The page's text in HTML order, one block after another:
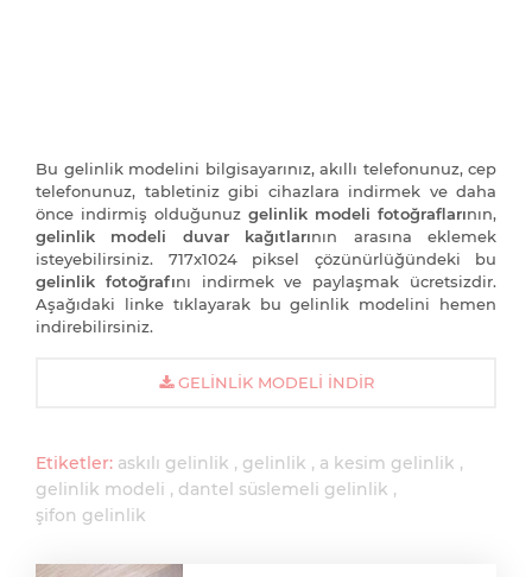
Bu gelinlik modelini bilgisayarınız, akıllı telefonunuz, cep
telefonunuz, tabletiniz gibi cihazlara indirmek ve daha
önce indirmiş olduğunuz gelinlik modeli fotoğraflarının,
gelinlik modeli duvar kağıtlarının arasına eklemek
isteyebilirsiniz. 717x1024 piksel çözünürlüğündeki bu
gelinlik fotoğrafını indirmek ve paylaşmak ücretsizdir.
Aşağıdaki linke tıklayarak bu gelinlik modelini hemen
indirebilirsiniz.
GELINLIK MODELI İNDIR
Etiketler: askılı gelinlik gelinlik
a kesim gelinlik
gelinlik modeli
dantel süslemeli gelinlik
şifon gelinlik